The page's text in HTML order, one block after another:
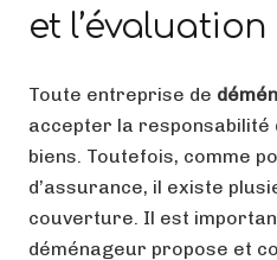
et l’évaluation
Toute entreprise de
accepter la responsabilité
biens. Toutefois, comme
d’assurance, il existe
couverture. Il est
déménageur propose et